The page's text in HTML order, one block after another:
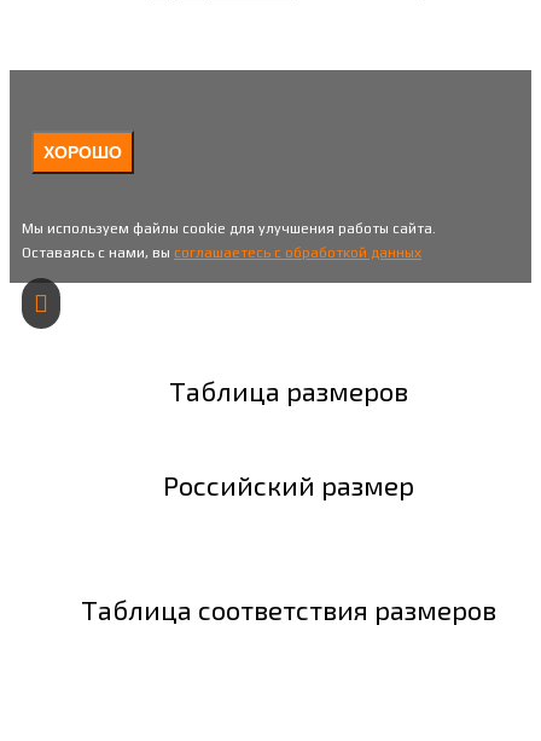
ХОРОШО
Мы используем файлы cookie для улучшения работы сайта.
Оставаясь с нами, вы соглашаетесь с обработкой данных
Таблица размеров
Российский размер
Таблица соответствия размеров